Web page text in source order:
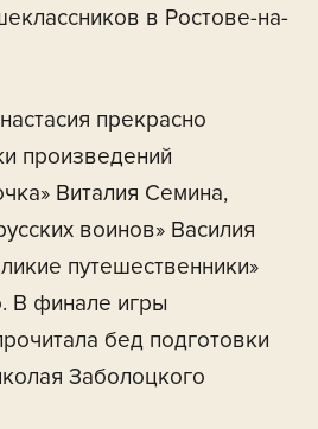
в Ростове-на-
прекрасно
произведений
Виталия Семина,
воинов» Василия
путешественники»
В финале игры
бед подготовки
Заболоцкого